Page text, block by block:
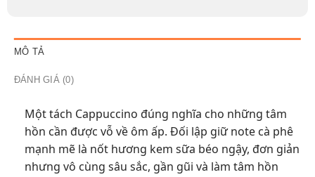
MÔ TẢ
ĐÁNH GIÁ (0)
Một tách Cappuccino đúng nghĩa cho những tâm
hồn cần được vỗ về ôm ấp. Đối lập giữ note cà phê
mạnh mẽ là nốt hương kem sữa béo ngậy, đơn giản
nhưng vô cùng sâu sắc, gần gũi và làm tâm hồn